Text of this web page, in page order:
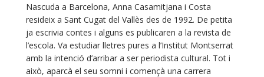
Nascuda a Barcelona, Anna Casamitjana i Costa
resideix a Sant Cugat del Vallès des de 1992. De petita
ja escrivia contes i alguns es publicaren a la revista de
l’escola. Va estudiar lletres pures a l’Institut Montserrat
amb la intenció d’arribar a ser periodista cultural. Tot i
això, aparcà el seu somni i començà una carrera